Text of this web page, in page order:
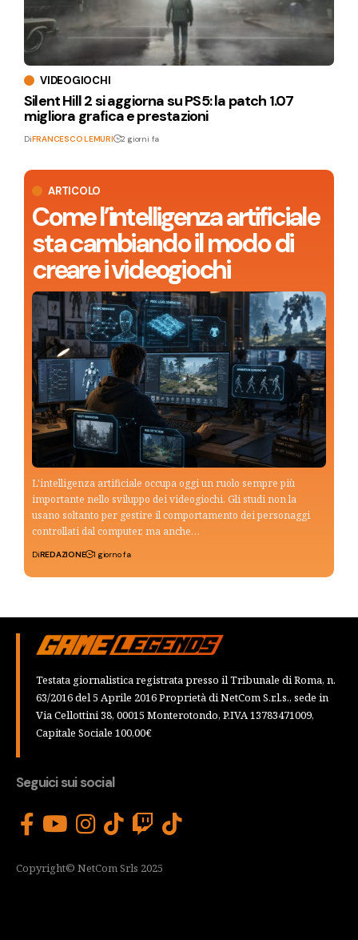
ARTICOLO
Come l’intelligenza artificiale
sta cambiando il modo di
creare i videogiochi
L'intelligenza artificiale occupa oggi un ruolo sempre più
importante nello sviluppo dei videogiochi. Gli studi non la
usano soltanto per gestire il comportamento dei personaggi
controllati dal computer, ma anche…
DiREDAZIONE 1 giorno fa
VIDEOGIOCHI
Silent Hill 2 si aggiorna su PS5: la patch 1.07
migliora grafica e prestazioni
DiFRANCESCO LEMURI 2 giorni fa
Testata giornalistica registrata presso il Tribunale di Roma, n.
63/2016 del 5 Aprile 2016 Proprietà di NetCom S.r.l.s., sede in
Via Cellottini 38, 00015 Monterotondo, P.IVA 13783471009,
Capitale Sociale 100,00€
Seguici sui social
Copyright© NetCom Srls 2025